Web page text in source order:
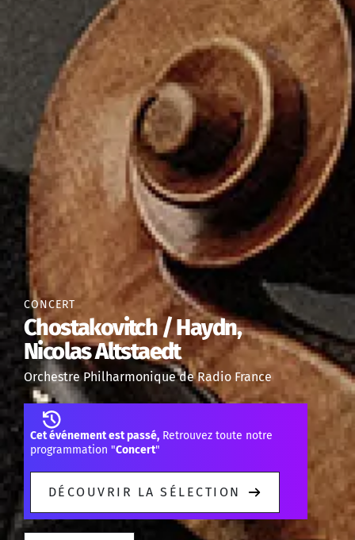
CONCERT
Chostakovitch / Haydn,
Nicolas Altstaedt
Orchestre Philharmonique de Radio France
Cet événement est passé, Retrouvez toute notre
programmation "Concert"
DÉCOUVRIR LA SÉLECTION